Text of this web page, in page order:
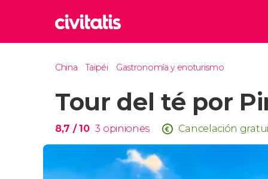
Reino
China Taipéi Gastronomía y enoturismo
Tour del té por
8,7 / 10 3 opiniones Cancelación